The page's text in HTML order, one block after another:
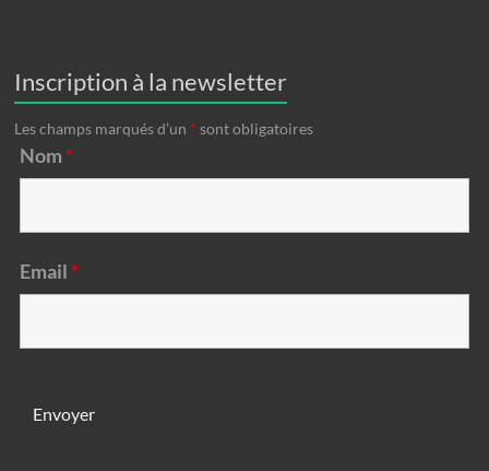
Inscription à la newsletter
Les champs marqués d’un * sont obligatoires
Nom *
Email *